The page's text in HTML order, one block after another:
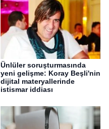
Ünlüler soruşturmasında
yeni gelişme: Koray Beşli'nin
dijital materyallerinde
istismar iddiası